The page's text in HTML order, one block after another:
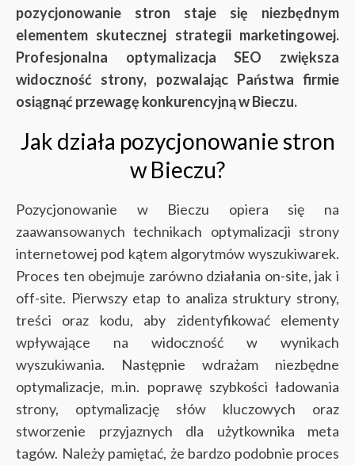
pozycjonowanie stron staje się niezbędnym
elementem skutecznej strategii marketingowej.
Profesjonalna optymalizacja SEO zwiększa
widoczność strony, pozwalając Państwa firmie
osiągnąć przewagę konkurencyjną w Bieczu.
Jak działa pozycjonowanie stron
w Bieczu?
Pozycjonowanie w Bieczu opiera się na
zaawansowanych technikach optymalizacji strony
internetowej pod kątem algorytmów wyszukiwarek.
Proces ten obejmuje zarówno działania on-site, jak i
off-site. Pierwszy etap to analiza struktury strony,
treści oraz kodu, aby zidentyfikować elementy
wpływające na widoczność w wynikach
wyszukiwania. Następnie wdrażam niezbędne
optymalizacje, m.in. poprawę szybkości ładowania
strony, optymalizację słów kluczowych oraz
stworzenie przyjaznych dla użytkownika meta
tagów. Należy pamiętać, że bardzo podobnie proces